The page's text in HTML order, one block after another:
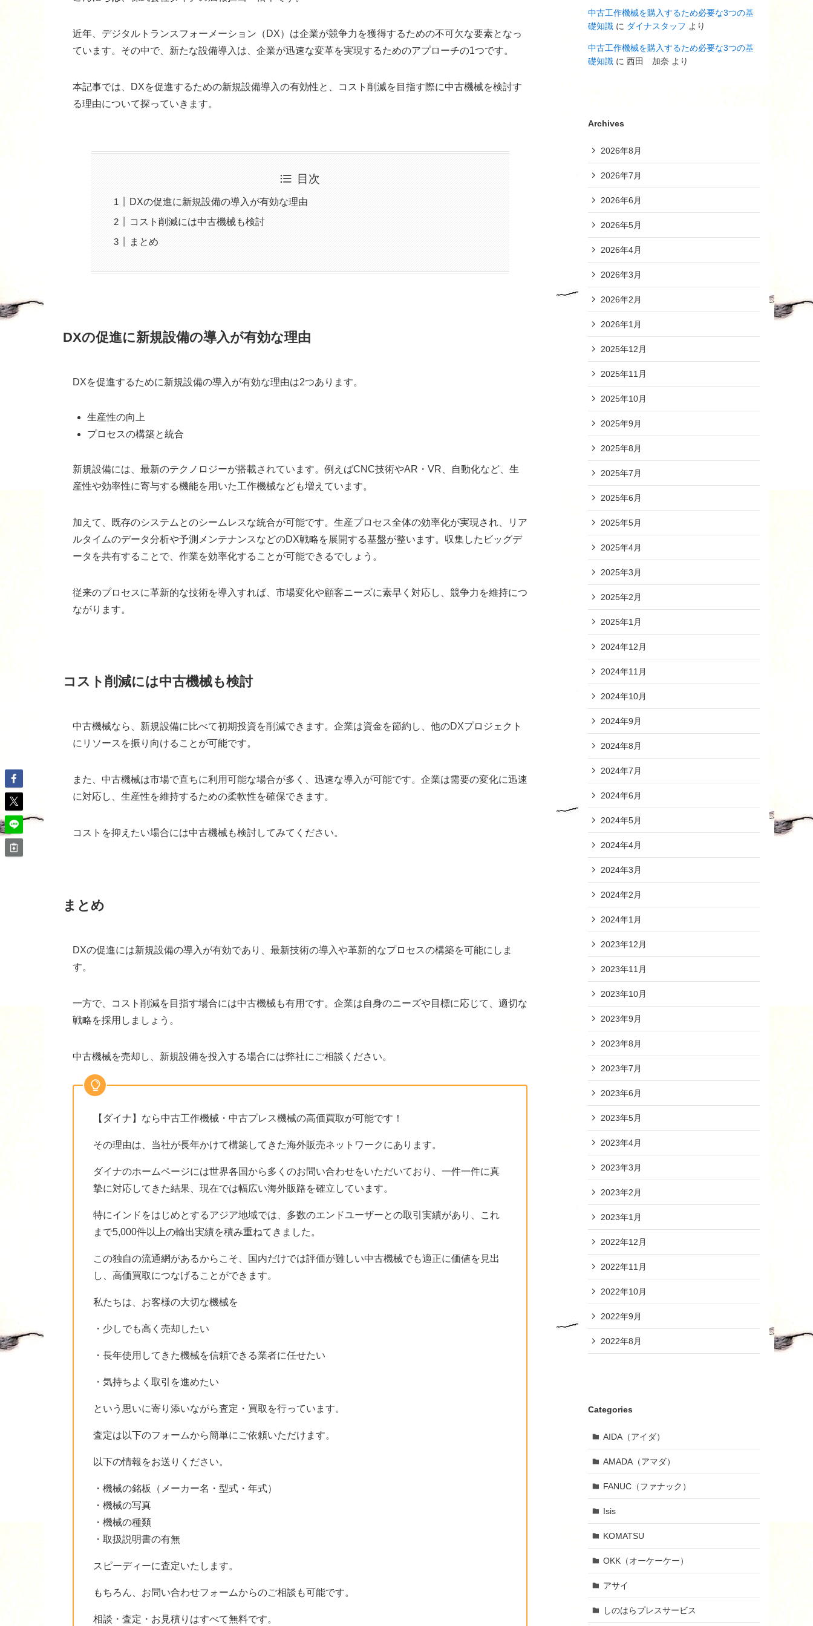
近年、デジタルトランスフォーメーション（DX）は企業が競争力を獲得するための不可欠な要素となっ
ています。その中で、新たな設備導入は、企業が迅速な変革を実現するためのアプローチの1つです。
本記事では、DXを促進するための新規設備導入の有効性と、コスト削減を目指す際に中古機械を検討す
る理由について探っていきます。
目次
DXの促進に新規設備の導入が有効な理由
コスト削減には中古機械も検討
まとめ
DXの促進に新規設備の導入が有効な理由
DXを促進するために新規設備の導入が有効な理由は2つあります。
生産性の向上
プロセスの構築と統合
新規設備には、最新のテクノロジーが搭載されています。例えばCNC技術やAR・VR、自動化など、生
産性や効率性に寄与する機能を用いた工作機械なども増えています。
加えて、既存のシステムとのシームレスな統合が可能です。生産プロセス全体の効率化が実現され、リア
ルタイムのデータ分析や予測メンテナンスなどのDX戦略を展開する基盤が整います。収集したビッグデ
ータを共有することで、作業を効率化することが可能できるでしょう。
従来のプロセスに革新的な技術を導入すれば、市場変化や顧客ニーズに素早く対応し、競争力を維持につ
ながります。
コスト削減には中古機械も検討
中古機械なら、新規設備に比べて初期投資を削減できます。企業は資金を節約し、他のDXプロジェクト
にリソースを振り向けることが可能です。
また、中古機械は市場で直ちに利用可能な場合が多く、迅速な導入が可能です。企業は需要の変化に迅速
に対応し、生産性を維持するための柔軟性を確保できます。
コストを抑えたい場合には中古機械も検討してみてください。
まとめ
DXの促進には新規設備の導入が有効であり、最新技術の導入や革新的なプロセスの構築を可能にしま
す。
一方で、コスト削減を目指す場合には中古機械も有用です。企業は自身のニーズや目標に応じて、適切な
戦略を採用しましょう。
中古機械を売却し、新規設備を投入する場合には弊社にご相談ください。
【ダイナ】なら中古工作機械・中古プレス機械の高価買取が可能です！
その理由は、当社が長年かけて構築してきた海外販売ネットワークにあります。
ダイナのホームページには世界各国から多くのお問い合わせをいただいており、一件一件に真
摯に対応してきた結果、現在では幅広い海外販路を確立しています。
特にインドをはじめとするアジア地域では、多数のエンドユーザーとの取引実績があり、これ
まで5,000件以上の輸出実績を積み重ねてきました。
この独自の流通網があるからこそ、国内だけでは評価が難しい中古機械でも適正に価値を見出
し、高価買取につなげることができます。
私たちは、お客様の大切な機械を
・少しでも高く売却したい
・長年使用してきた機械を信頼できる業者に任せたい
・気持ちよく取引を進めたい
という思いに寄り添いながら査定・買取を行っています。
査定は以下のフォームから簡単にご依頼いただけます。
以下の情報をお送りください。
・機械の銘板（メーカー名・型式・年式）
・機械の写真
・機械の種類
・取扱説明書の有無
スピーディーに査定いたします。
もちろん、お問い合わせフォームからのご相談も可能です。
相談・査定・お見積りはすべて無料です。
中古工作機械を購入するため必要な3つの基
礎知識 に ダイナスタッフ より
中古工作機械を購入するため必要な3つの基
礎知識 に 西田 加奈 より
Archives
2026年8月
2026年7月
2026年6月
2026年5月
2026年4月
2026年3月
2026年2月
2026年1月
2025年12月
2025年11月
2025年10月
2025年9月
2025年8月
2025年7月
2025年6月
2025年5月
2025年4月
2025年3月
2025年2月
2025年1月
2024年12月
2024年11月
2024年10月
2024年9月
2024年8月
2024年7月
2024年6月
2024年5月
2024年4月
2024年3月
2024年2月
2024年1月
2023年12月
2023年11月
2023年10月
2023年9月
2023年8月
2023年7月
2023年6月
2023年5月
2023年4月
2023年3月
2023年2月
2023年1月
2022年12月
2022年11月
2022年10月
2022年9月
2022年8月
Categories
AIDA（アイダ）
AMADA（アマダ）
FANUC（ファナック）
Isis
KOMATSU
OKK（オーケーケー）
アサイ
しのはらプレスサービス